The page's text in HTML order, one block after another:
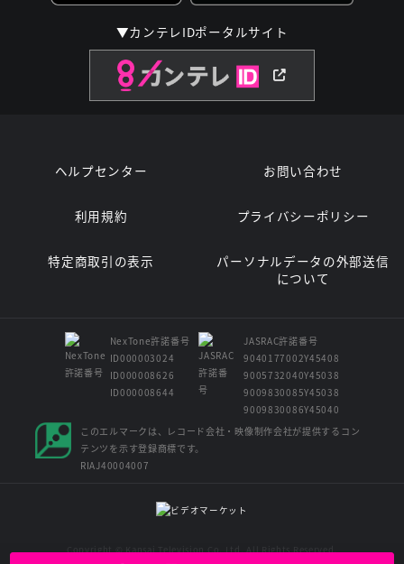
▼カンテレIDポータルサイト
ヘルプセンター お問い合わせ
利用規約 プライバシーポリシー
特定商取引の表示
パーソナルデータの外部送信
について
NexTone許諾番号
ID000003024
ID000008626
ID000008644
JASRAC許諾番号
9040177002Y45408
9005732040Y45038
9009830085Y45038
9009830086Y45040
このエルマークは、レコード会社・映像制作会社が提供するコン
テンツを示す登録商標です。
RIAJ40004007
Copyright © Kansai Television Co. Ltd. All Rights Reserved.